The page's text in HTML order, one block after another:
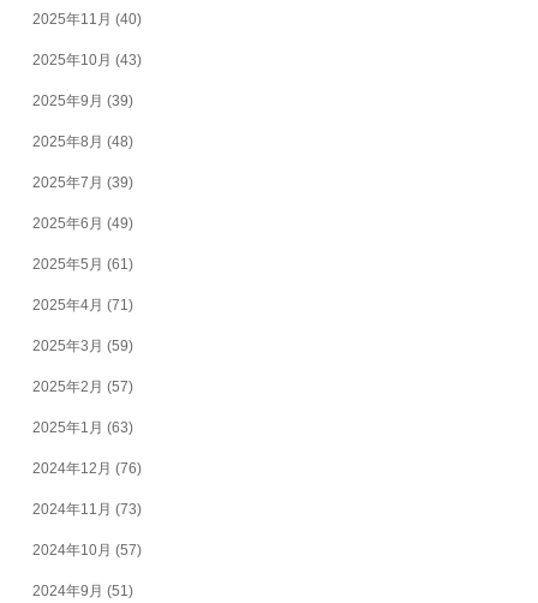
2025年11月 (40)
2025年10月 (43)
2025年9月 (39)
2025年8月 (48)
2025年7月 (39)
2025年6月 (49)
2025年5月 (61)
2025年4月 (71)
2025年3月 (59)
2025年2月 (57)
2025年1月 (63)
2024年12月 (76)
2024年11月 (73)
2024年10月 (57)
2024年9月 (51)